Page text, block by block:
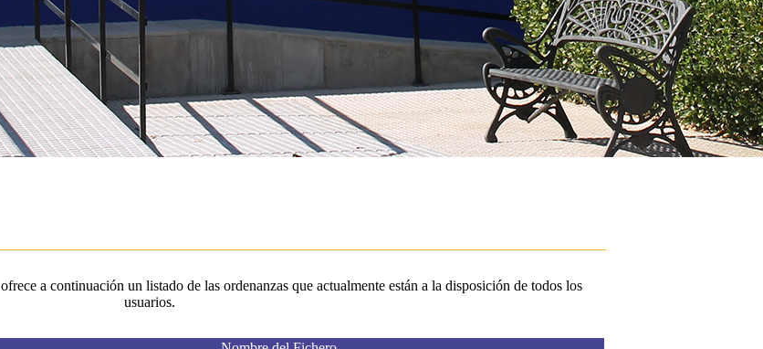
a continuación un listado de las ordenanzas que actualmente están a la disposición de todos los
usuarios.